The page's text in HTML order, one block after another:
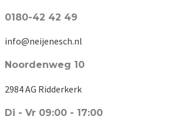
0180-42 42 49
info@neijenesch.nl
Noordenweg 10
2984 AG Ridderkerk
Di - Vr 09:00 - 17:00